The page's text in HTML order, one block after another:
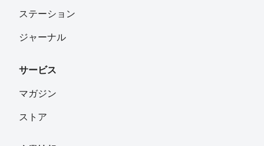
ステーション
ジャーナル
サービス
マガジン
ストア